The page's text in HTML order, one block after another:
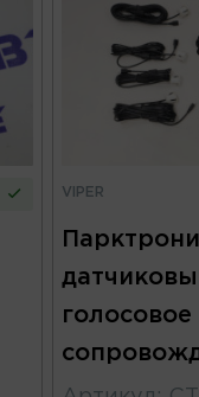
VIPER
голосовое